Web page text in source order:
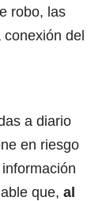
robo, las
del
a diario
en riesgo
que, al